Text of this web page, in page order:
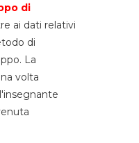
di
ai dati relativi
di
La
volta